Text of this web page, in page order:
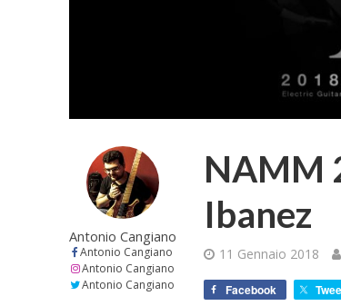
Antonio Cangiano
Antonio Cangiano
Antonio Cangiano
Antonio Cangiano
NAMM
Ibanez
11 Gennaio 2018
Facebook